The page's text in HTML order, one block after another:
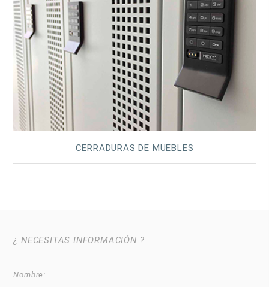
CERRADURAS DE MUEBLES
¿ NECESITAS INFORMACIÓN ?
Nombre: